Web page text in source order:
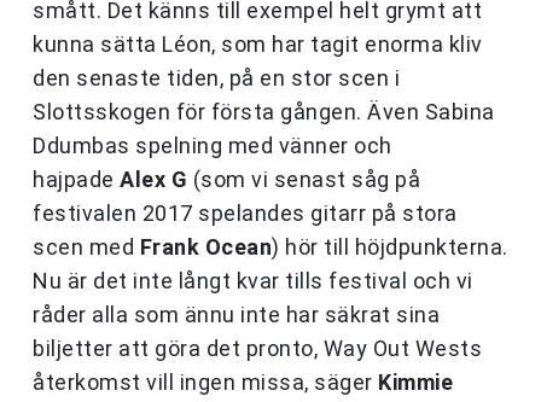
smått. Det känns till exempel helt grymt att
kunna sätta Léon, som har tagit enorma kliv
den senaste tiden, på en stor scen i
Slottsskogen för första gången. Även Sabina
Ddumbas spelning med vänner och
hajpade Alex G (som vi senast såg på
festivalen 2017 spelandes gitarr på stora
scen med Frank Ocean) hör till höjdpunkterna.
Nu är det inte långt kvar tills festival och vi
råder alla som ännu inte har säkrat sina
biljetter att göra det pronto, Way Out Wests
återkomst vill ingen missa, säger Kimmie